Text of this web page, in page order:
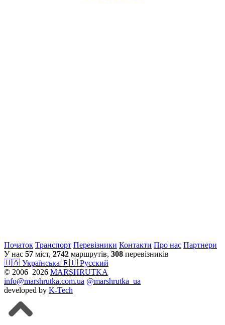
Початок Транспорт Перевiзники Контакти Про нас Партнери
У нас 57 міст, 2742 маршрутів, 308 перевізників
🇺🇦 Українська 🇷🇺 Русский
© 2006–2026 MARSHRUTKA
info@marshrutka.com.ua @marshrutka_ua
developed by K-Tech